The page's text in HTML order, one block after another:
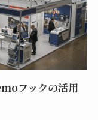
フックの活用